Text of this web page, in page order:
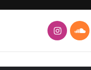
ساوند
كلاود
انستقرام